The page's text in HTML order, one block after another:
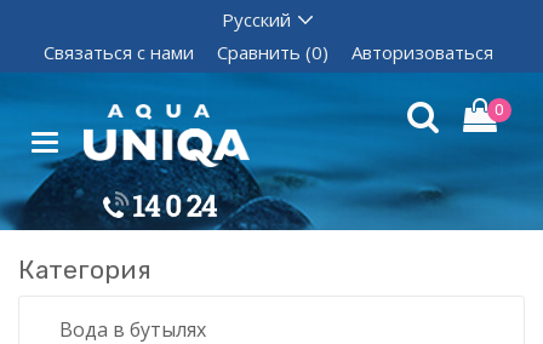
Связаться с нами Сравнить (0) Авторизоваться
0
Категория
Вода в бутылях